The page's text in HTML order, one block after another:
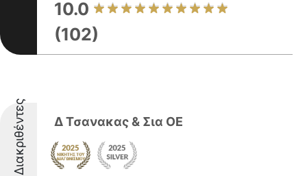
10.0
(102)
Διακριθέντες Δ Τσανακας & Σια ΟΕ